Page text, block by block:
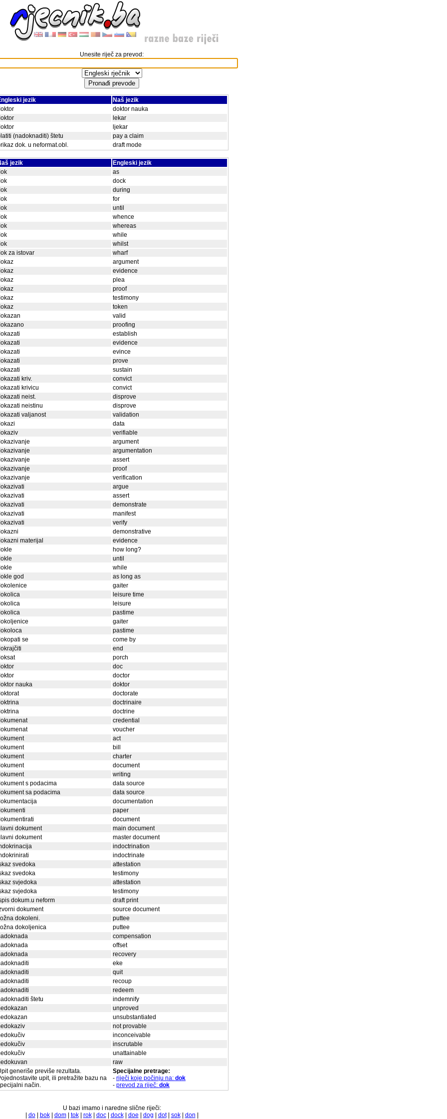
Unesite riječ za prevod:
jezik
Naš jezik
doktor nauka
lekar
ljekar
(nadoknaditi) štetu
pay a claim
dok. u neformat.obl.
draft mode
jezik
Engleski jezik
as
dock
during
for
until
whence
whereas
while
whilst
za istovar
wharf
argument
evidence
plea
proof
testimony
token
valid
proofing
establish
evidence
evince
prove
sustain
kriv.
convict
krivicu
convict
neist.
disprove
neistinu
disprove
valjanost
validation
data
verifiable
argument
argumentation
assert
proof
verification
argue
assert
demonstrate
manifest
verify
demonstrative
materijal
evidence
how long?
until
while
god
as long as
gaiter
leisure time
leisure
pastime
gaiter
pastime
se
come by
end
porch
doc
doctor
nauka
doktor
doctorate
doctrinaire
doctrine
credential
voucher
act
bill
charter
document
writing
s podacima
data source
sa podacima
data source
documentation
paper
document
dokument
main document
dokument
master document
indoctrination
indoctrinate
svedoka
attestation
svedoka
testimony
svjedoka
attestation
svjedoka
testimony
dokum.u neform
draft print
dokument
source document
dokoleni.
puttee
dokoljenica
puttee
compensation
offset
recovery
eke
quit
recoup
redeem
štetu
indemnify
unproved
unsubstantiated
not provable
inconceivable
inscrutable
unattainable
raw
generiše previše rezultata.
upit, ili pretražite bazu na
način.
Specijalne pretrage:
- riječi koje počinju na: dok
- prevod za riječ: dok
U bazi imamo i naredne slične riječi:
do| bok| dom| tok| rok| doc| dock| doe dog dot| sok| don